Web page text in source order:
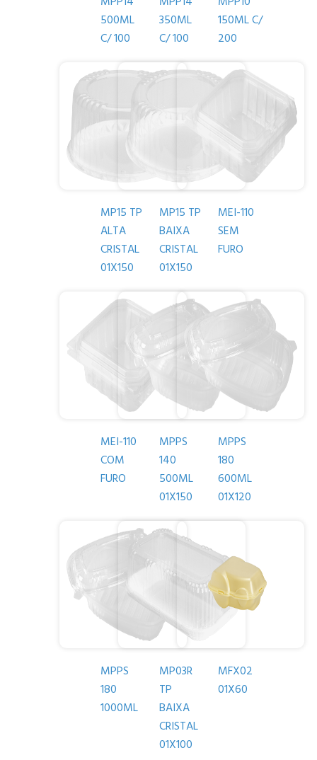
500ML
C/ 100
350ML
C/ 100
150ML C/
200
MP15 TP
ALTA
CRISTAL
01X150
MP15 TP
BAIXA
CRISTAL
01X150
MEI-110
SEM
FURO
MEI-110
COM
FURO
MPPS
140
500ML
01X150
MPPS
180
600ML
01X120
MPPS
180
1000ML
MP03R
TP
BAIXA
CRISTAL
01X100
MFX02
01X60